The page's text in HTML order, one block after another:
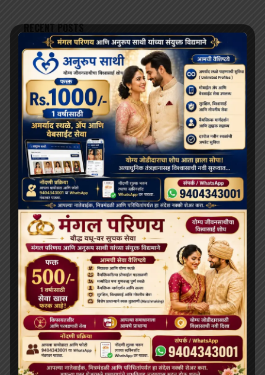
RECENT POSTS
दलाई लामा 91 साल के हो गए हैं; भारत और चीन के बीच बौद्ध धर्म
के भविष्य को लेकर खींचतान चल रही है
भव्य बौद्ध धम्म जुलूस बोमडिला में प्रवेश करता है
‘विकसित भारत 2047’ के लिए बौद्ध मूल्य और आधुनिक विज्ञान
अहम: हिमाचल के राज्यपाल
थाईलैंड के महामहिम राजा ने सड़क दुर्घटना में घायल भिक्षुओं की
देखभाल की जिम्मेदारी ली, शाही संरक्षण में होगा उपचार
दलाई लामा लद्दाख लौटे, भारत के हिमालयी बौद्ध संबंधों को और
मज़बूत किया
ARCHIVES
July 2026
June 2026
May 2026
April 2026